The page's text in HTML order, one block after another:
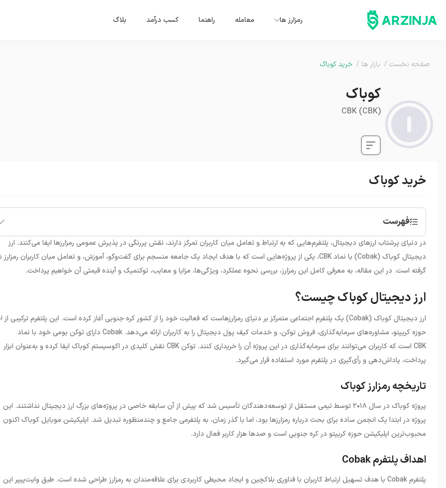
رمزارز ها معامله راهنما کسب درآمد بلاگ
صفحه نخست / بازار ها / خرید کوباک
کوباک
CBK(CBK)
خرید کوباک
فهرست
• ارز دیجیتال کوباک چیست؟
• نگاهی به آینده قیمت ارز دیجیتال کوباک
•
خرید ارز دیجیتال کوباک
در دنیای پرشتاب ارزهای دیجیتال، پلتفرم‌هایی که به ارتباط و تعامل میان کاربران تمرکز دارند، نقش پررنگی در پذیرش عمومی رمزارزها ایفا می‌کنند. ارز
دیجیتال کوباک (Cobak) با نماد CBK، یکی از پروژه‌هایی است که با هدف ایجاد یک جامعه منسجم برای گفت‌وگو، آموزش، و تعامل میان کاربران
گرفته است. در این مقاله، به معرفی کامل این رمزارز، بررسی نحوه عملکرد، ویژگی‌ها، مزایا و معایب، توکنمیک و آینده قیمتی آن خواهیم پرداخت.
ارز دیجیتال کوباک چیست؟
ارز دیجیتال کوباک (Cobak)
یک پلتفرم اجتماعی متمرکز بر دنیای رمزارزهاست که فعالیت خود را از کشور کره جنوبی آغاز کرده است. این پلتفرم ترکیبی از
حوزه کریپتو، مشاوره‌های سرمایه‌گذاری، فروش توکن، و خدمات کیف پول دیجیتال را به کاربران ارائه می‌دهد.
دارای توکن بومی خود با نماد
CBK است که کاربران می‌توانند برای سرمایه‌گذاری در این پروژه آن را خریداری کنند. توکن
نقش کلیدی در اکوسیستم کوباک ایفا کرده و به‌عنوان ابزار
پرداخت، پاداش‌دهی و رأی‌گیری در پلتفرم مورد استفاده قرار می‌گیرد.
تاریخچه رمزارز کوباک
پروژه کوباک در سال ۲۰۱۸ توسط تیمی مستقل از توسعه‌دهندگان تأسیس شد که پیش از آن سابقه خاصی در پروژه‌های بزرگ ارز دیجیتال نداشتند. این
پروژه در ابتدا یک انجمن ساده برای بحث درباره رمزارزها بود، اما با گذر زمان، به پلتفرمی جامع و چندمنظوره تبدیل شد. اپلیکیشن موبایل کوباک اکنون
محبوب‌ترین اپلیکیشن حوزه کریپتو در کره جنوبی است و صدها هزار کاربر فعال دارد.
اهداف پلتفرم Cobak
پلتفرم
با هدف تسهیل ارتباط کاربران با فناوری بلاکچین و ایجاد محیطی کاربردی برای علاقه‌مندان به رمزارز طراحی شده است. طبق وایت‌پیپر این